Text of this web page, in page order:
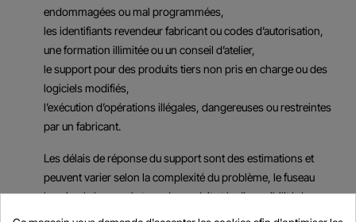
endommagées ou mal programmées,
les identifiants revendeur fabricant ou codes d’autorisation,
une formation illimitée ou un conseil d’atelier,
le support pour des produits tiers non pris en charge ou des
logiciels modifiés,
l’exécution d’opérations illégales, dangereuses ou restreintes
par un fabricant.
Les délais de réponse du support sont des estimations et
peuvent varier selon la complexité du problème, le fuseau
horaire, la langue, le type de produit et la disponibilité du
personnel technique.